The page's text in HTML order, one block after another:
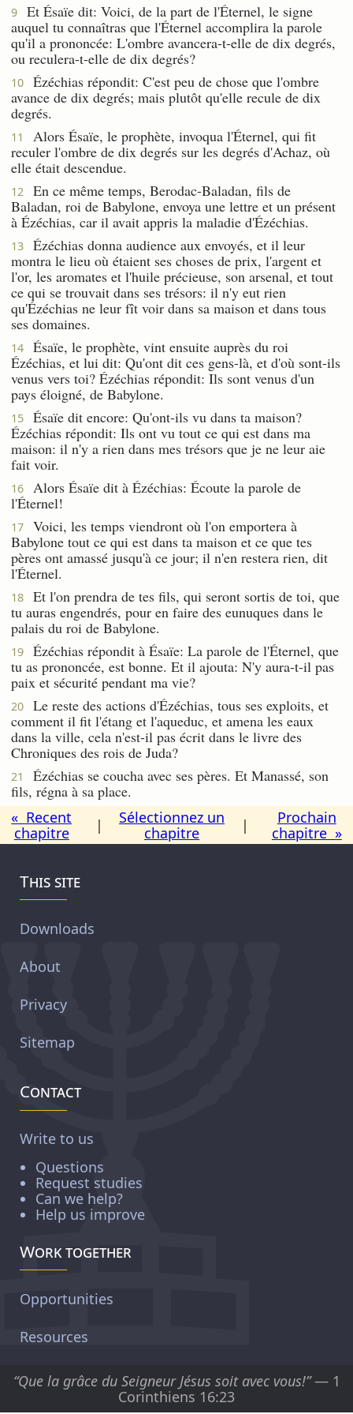
9
Et Ésaïe dit: Voici, de la part de l'Éternel, le signe
auquel tu connaîtras que l'Éternel accomplira la parole
qu'il a prononcée: L'ombre avancera-t-elle de dix degrés,
ou reculera-t-elle de dix degrés?
10
Ézéchias répondit: C'est peu de chose que l'ombre
avance de dix degrés; mais plutôt qu'elle recule de dix
degrés.
11
Alors Ésaïe, le prophète, invoqua l'Éternel, qui fit
reculer l'ombre de dix degrés sur les degrés d'Achaz, où
elle était descendue.
12
En ce même temps, Berodac-Baladan, fils de
Baladan, roi de Babylone, envoya une lettre et un présent
à Ézéchias, car il avait appris la maladie d'Ézéchias.
13
Ézéchias donna audience aux envoyés, et il leur
montra le lieu où étaient ses choses de prix, l'argent et
l'or, les aromates et l'huile précieuse, son arsenal, et tout
ce qui se trouvait dans ses trésors: il n'y eut rien
qu'Ézéchias ne leur fît voir dans sa maison et dans tous
ses domaines.
14
Ésaïe, le prophète, vint ensuite auprès du roi
Ézéchias, et lui dit: Qu'ont dit ces gens-là, et d'où sont-ils
venus vers toi? Ézéchias répondit: Ils sont venus d'un
pays éloigné, de Babylone.
15
Ésaïe dit encore: Qu'ont-ils vu dans ta maison?
Ézéchias répondit: Ils ont vu tout ce qui est dans ma
maison: il n'y a rien dans mes trésors que je ne leur aie
fait voir.
16
Alors Ésaïe dit à Ézéchias: Écoute la parole de
l'Éternel!
17
Voici, les temps viendront où l'on emportera à
Babylone tout ce qui est dans ta maison et ce que tes
pères ont amassé jusqu'à ce jour; il n'en restera rien, dit
l'Éternel.
18
Et l'on prendra de tes fils, qui seront sortis de toi, que
tu auras engendrés, pour en faire des eunuques dans le
palais du roi de Babylone.
19
Ézéchias répondit à Ésaïe: La parole de l'Éternel, que
tu as prononcée, est bonne. Et il ajouta: N'y aura-t-il pas
paix et sécurité pendant ma vie?
20
Le reste des actions d'Ézéchias, tous ses exploits, et
comment il fit l'étang et l'aqueduc, et amena les eaux
dans la ville, cela n'est-il pas écrit dans le livre des
Chroniques des rois de Juda?
21
Ézéchias se coucha avec ses pères. Et Manassé, son
fils, régna à sa place.
« Recent
chapitre
|
Sélectionnez un
chapitre
|
Prochain
chapitre »
This site
Downloads
About
Privacy
Sitemap
Contact
Write to us
Questions
Request studies
Can we help?
Help us improve
Work together
Opportunities
Resources
“Que la grâce du Seigneur Jésus soit avec vous!”— 1
Corinthiens 16:23